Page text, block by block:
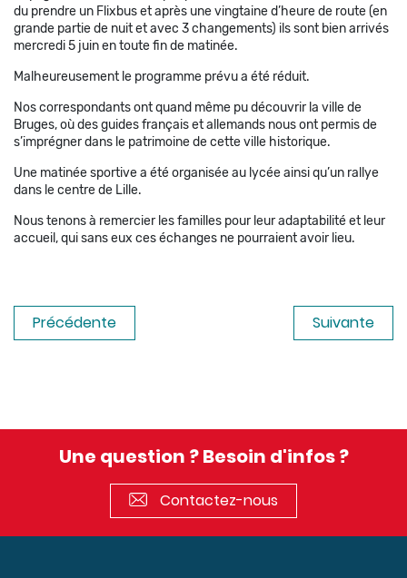
du prendre un Flixbus et après une vingtaine d’heure de route (en
grande partie de nuit et avec 3 changements) ils sont bien arrivés
mercredi 5 juin en toute fin de matinée.
Malheureusement le programme prévu a été réduit.
Nos correspondants ont quand même pu découvrir la ville de
Bruges, où des guides français et allemands nous ont permis de
s’imprégner dans le patrimoine de cette ville historique.
Une matinée sportive a été organisée au lycée ainsi qu’un rallye
dans le centre de Lille.
Nous tenons à remercier les familles pour leur adaptabilité et leur
accueil, qui sans eux ces échanges ne pourraient avoir lieu.
Précédente Suivante
Une question ? Besoin d'infos ?
Contactez-nous